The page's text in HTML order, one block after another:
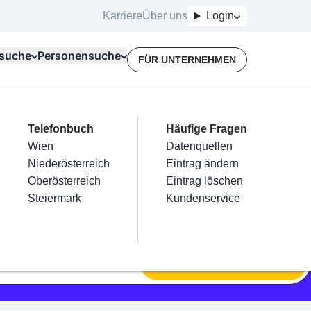
KarriereÜber uns Login
Kategorien
Friseur
Nägel
Haarentfernung
Make-Up
Für Unternehmer
Terminbuchung
Kostenlose Beratung
Top Branchen
Elektriker
Installateure
Maler & Lackierer
Branchen A-Z
Mein Firmeneintrag
Eintrag hinzufügen
Eintrag beanspruchen
Eintrag verwalten
Eintrag bewerben
Personensuche
Telefonbuch
Wien
Niederösterreich
Oberösterreich
Steiermark
Häufige Fragen
Datenquellen
Eintrag ändern
Eintrag löschen
Kundenservice
FÜR UNTERNEHMEN